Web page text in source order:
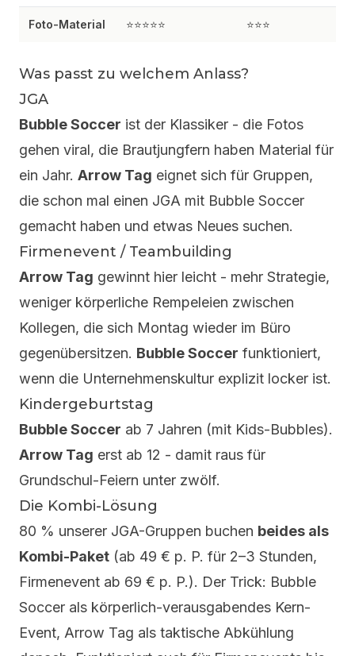
Foto-Material ⭐⭐⭐⭐⭐ ⭐⭐⭐
Was passt zu welchem Anlass?
JGA
Bubble Soccer ist der Klassiker - die Fotos
gehen viral, die Brautjungfern haben Material für
ein Jahr. Arrow Tag eignet sich für Gruppen,
die schon mal einen JGA mit Bubble Soccer
gemacht haben und etwas Neues suchen.
Firmenevent / Teambuilding
Arrow Tag gewinnt hier leicht - mehr Strategie,
weniger körperliche Rempeleien zwischen
Kollegen, die sich Montag wieder im Büro
gegenübersitzen. Bubble Soccer funktioniert,
wenn die Unternehmenskultur explizit locker ist.
Kindergeburtstag
Bubble Soccer ab 7 Jahren (mit Kids-Bubbles).
Arrow Tag erst ab 12 - damit raus für
Grundschul-Feiern unter zwölf.
Die Kombi-Lösung
80 % unserer JGA-Gruppen buchen beides als
Kombi-Paket (ab 49 € p. P. für 2–3 Stunden,
Firmenevent ab 69 € p. P.). Der Trick: Bubble
Soccer als körperlich-verausgabendes Kern-
Event, Arrow Tag als taktische Abkühlung